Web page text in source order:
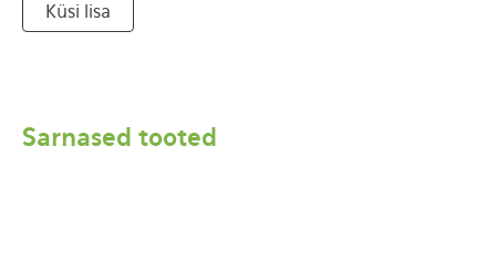
Küsi lisa
Sarnased tooted